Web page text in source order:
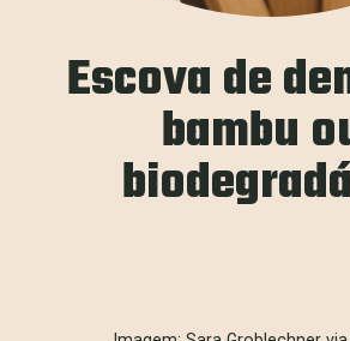
Escova de
bambu